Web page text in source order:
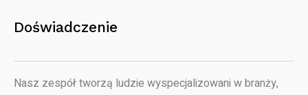
Doświadczenie
Nasz zespół tworzą ludzie wyspecjalizowani w branży,